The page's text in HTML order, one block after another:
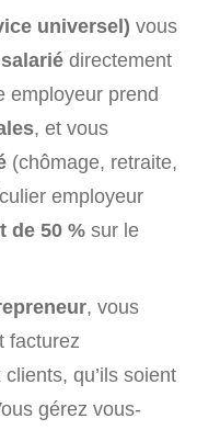
universel) vous
salarié directement
employeur prend
, et vous
(chômage, retraite,
employeur
de 50 % sur le
, vous
facturez
qu’ils soient
gérez vous-